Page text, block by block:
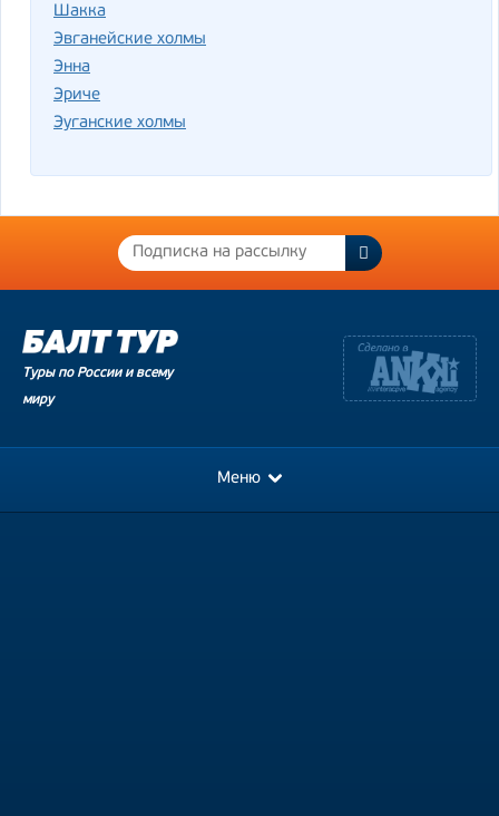
Шакка
Эвганейские холмы
Энна
Эриче
Эуганские холмы
Туры по России и всему
миру
Меню